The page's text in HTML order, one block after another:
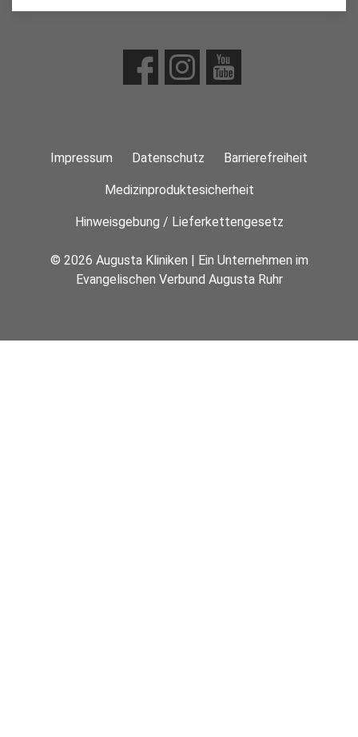
Impressum Datenschutz Barrierefreiheit
Medizinproduktesicherheit
Hinweisgebung / Lieferkettengesetz
© 2026 Augusta Kliniken | Ein Unternehmen im
Evangelischen Verbund Augusta Ruhr